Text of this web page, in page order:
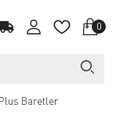
0
Baretler